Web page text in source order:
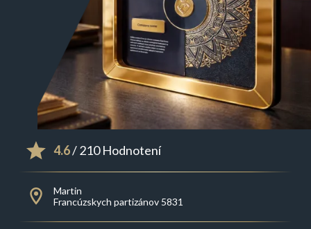
4.6/ 210 Hodnotení
Martin
Francúzskych partizánov 5831